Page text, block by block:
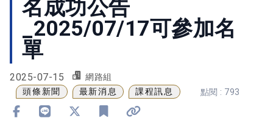
名成功公告
_2025/07/17可參加名
單
2025-07-15 網路組
頭條新聞 最新消息 課程訊息 點閱 : 793